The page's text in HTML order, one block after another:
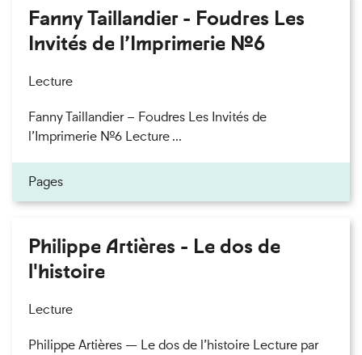
Fanny Taillandier - Foudres Les
Invités de l’Imprimerie n°6
Lecture
Fanny Taillandier – Foudres Les Invités de
l’Imprimerie n°6 Lecture ...
Pages
Philippe Artières - Le dos de
l'histoire
Lecture
Philippe Artières — Le dos de l’histoire Lecture par